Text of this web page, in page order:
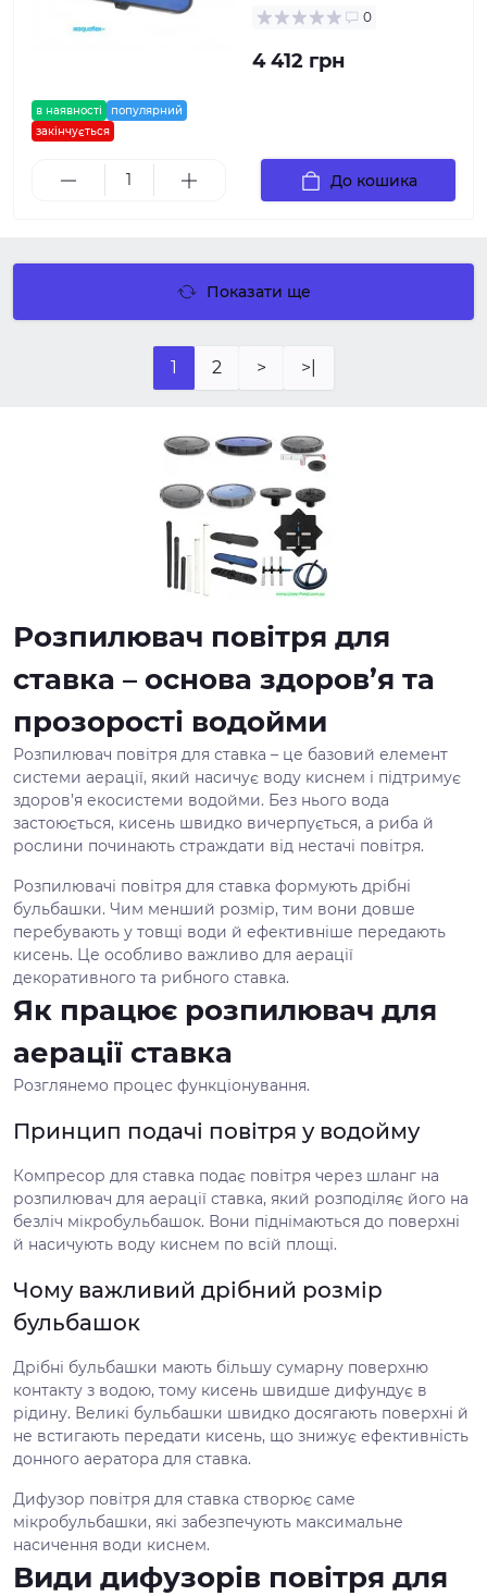
в наявності
популярний
закінчується
0
4 412 грн
До кошика
Показати ще
1 2 > >|
Розпилювач повітря для
ставка – основа здоров’я та
прозорості водойми
Розпилювач повітря для ставка – це базовий елемент
системи аерації, який насичує воду киснем і підтримує
здоров’я екосистеми водойми. Без нього вода
застоюється, кисень швидко вичерпується, а риба й
рослини починають страждати від нестачі повітря.
Розпилювачі повітря для ставка формують дрібні
бульбашки. Чим менший розмір, тим вони довше
перебувають у товщі води й ефективніше передають
кисень. Це особливо важливо для аерації
декоративного та рибного ставка.
Як працює розпилювач для
аерації ставка
Розглянемо процес функціонування.
Принцип подачі повітря у водойму
Компресор для ставка подає повітря через шланг на
розпилювач для аерації ставка, який розподіляє його на
безліч мікробульбашок. Вони піднімаються до поверхні
й насичують воду киснем по всій площі.
Чому важливий дрібний розмір
бульбашок
Дрібні бульбашки мають більшу сумарну поверхню
контакту з водою, тому кисень швидше дифундує в
рідину. Великі бульбашки швидко досягають поверхні й
не встигають передати кисень, що знижує ефективність
донного аератора для ставка.
Дифузор повітря для ставка створює саме
мікробульбашки, які забезпечують максимальне
насичення води киснем.
Види дифузорів повітря для